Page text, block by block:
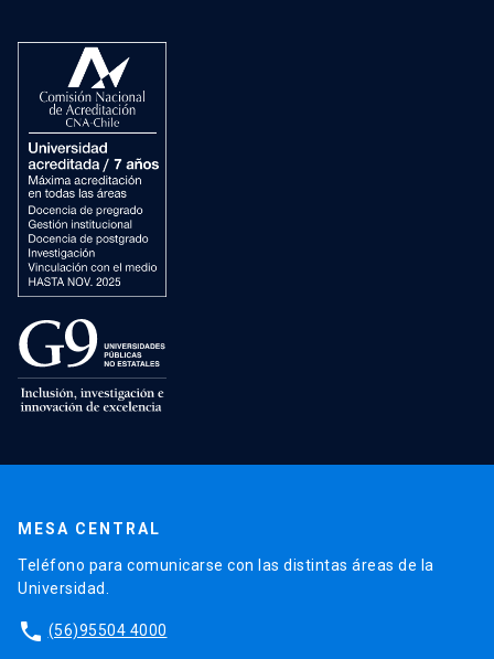
MESA CENTRAL
Teléfono para comunicarse con las distintas áreas de la
Universidad.
phone (56)95504 4000